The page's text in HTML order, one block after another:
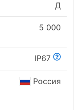
Д
5 000
IP67
Россия